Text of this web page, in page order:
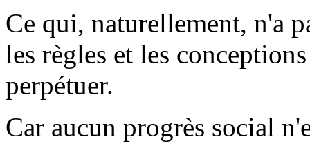
Ce qui, naturellement, n'a
les règles et les
perpétuer.
Car aucun progrès social